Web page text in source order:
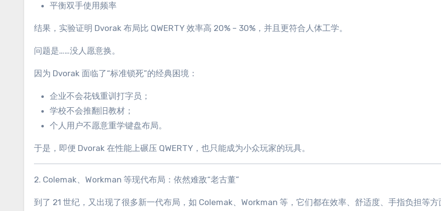
平衡双手使用频率
结果，实验证明 Dvorak 布局比 QWERTY 效率高 20% – 30%，并且更符合人体工学。
问题是……没人愿意换。
因为 Dvorak 面临了“标准锁死”的经典困境：
企业不会花钱重训打字员；
学校不会推翻旧教材；
个人用户不愿意重学键盘布局。
于是，即便 Dvorak 在性能上碾压 QWERTY，也只能成为小众玩家的玩具。
2. Colemak、Workman 等现代布局：依然难敌“老古董”
到了 21 世纪，又出现了很多新一代布局，如 Colemak、Workman 等，它们都在效率、舒适度、手指负担等方